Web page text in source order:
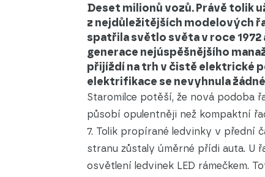
Deset milionů vozů. Právě tolik
z nejdůležitějších modelových
spatřila světlo světa v roce
generace nejúspěšnějšího
přijíždí na trh v čistě elektrické
elektrifikace se nevyhnula
Staromilce potěší, že nová podoba
působí opulentněji než kompaktní
7. Tolik propírané ledvinky v přední
stranu zůstaly úměrné přídi auta. U
osvětlení ledvinek LED rámečkem.